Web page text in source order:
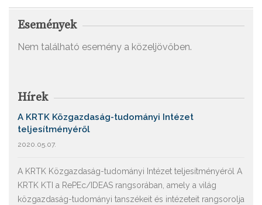
Események
Nem található esemény a közeljövőben.
Hírek
A KRTK Közgazdaság-tudományi Intézet
teljesítményéről
2020.05.07.
A KRTK Közgazdaság-tudományi Intézet teljesítményéről A
KRTK KTI a RePEc/IDEAS rangsorában, amely a világ
közgazdaság-tudományi tanszékeit és intézeteit rangsorolja